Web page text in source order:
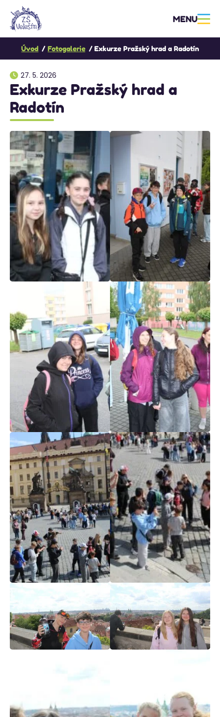
MENU
Úvod Fotogalerie Exkurze Pražský hrad a Radotín
27. 5. 2026
Exkurze Pražský hrad a
Radotín